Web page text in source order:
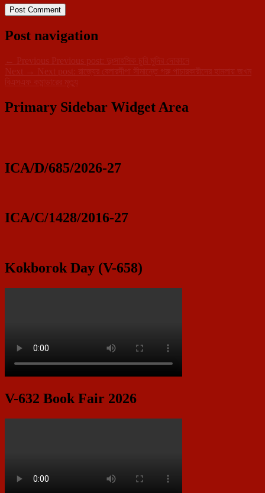
Post navigation
← Previous Previous post:
দুঃসাহসিক চুরি মুদির দোকানে
Next → Next post:
রাজ্যের বেলারদীপা সীমান্তে গরু পাচারকারীদের হামলায় জখম
বিএসএফ কমান্ডারের মৃত্যু
Primary Sidebar Widget Area
ICA/D/685/2026-27
ICA/C/1428/2016-27
Kokborok Day (V-658)
V-632 Book Fair 2026